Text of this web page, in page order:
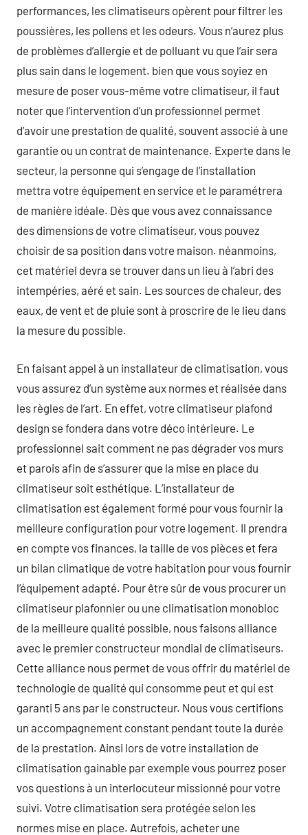
performances, les climatiseurs opèrent pour filtrer les
poussières, les pollens et les odeurs. Vous n’aurez plus
de problèmes d’allergie et de polluant vu que l’air sera
plus sain dans le logement. bien que vous soyiez en
mesure de poser vous-même votre climatiseur, il faut
noter que l’intervention d’un professionnel permet
d’avoir une prestation de qualité, souvent associé à une
garantie ou un contrat de maintenance. Experte dans le
secteur, la personne qui s’engage de l’installation
mettra votre équipement en service et le paramétrera
de manière idéale. Dès que vous avez connaissance
des dimensions de votre climatiseur, vous pouvez
choisir de sa position dans votre maison. néanmoins,
cet matériel devra se trouver dans un lieu à l’abri des
intempéries, aéré et sain. Les sources de chaleur, des
eaux, de vent et de pluie sont à proscrire de le lieu dans
la mesure du possible.
En faisant appel à un installateur de climatisation, vous
vous assurez d’un système aux normes et réalisée dans
les règles de l’art. En effet, votre climatiseur plafond
design se fondera dans votre déco intérieure. Le
professionnel sait comment ne pas dégrader vos murs
et parois afin de s’assurer que la mise en place du
climatiseur soit esthétique. L’installateur de
climatisation est également formé pour vous fournir la
meilleure configuration pour votre logement. Il prendra
en compte vos finances, la taille de vos pièces et fera
un bilan climatique de votre habitation pour vous fournir
l’équipement adapté. Pour être sûr de vous procurer un
climatiseur plafonnier ou une climatisation monobloc
de la meilleure qualité possible, nous faisons alliance
avec le premier constructeur mondial de climatiseurs.
Cette alliance nous permet de vous offrir du matériel de
technologie de qualité qui consomme peut et qui est
garanti 5 ans par le constructeur. Nous vous certifions
un accompagnement constant pendant toute la durée
de la prestation. Ainsi lors de votre installation de
climatisation gainable par exemple vous pourrez poser
vos questions à un interlocuteur missionné pour votre
suivi. Votre climatisation sera protégée selon les
normes mise en place. Autrefois, acheter une